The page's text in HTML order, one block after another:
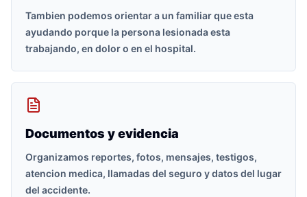
Tambien podemos orientar a un familiar que esta
ayudando porque la persona lesionada esta
trabajando, en dolor o en el hospital.
Documentos y evidencia
Organizamos reportes, fotos, mensajes, testigos,
atencion medica, llamadas del seguro y datos del lugar
del accidente.